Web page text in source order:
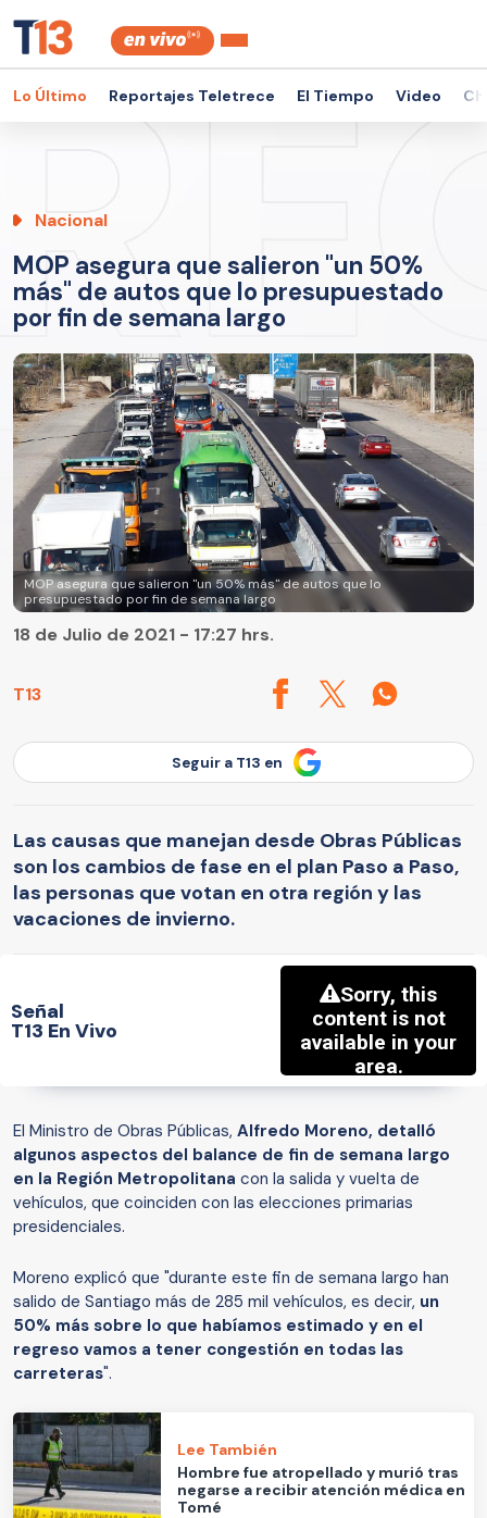
Lo Último Reportajes Teletrece El Tiempo Video
Nacional
MOP asegura que salieron "un 50%
más" de autos que lo presupuestado
por fin de semana largo
MOP asegura que salieron "un 50% más" de autos que lo
presupuestado por fin de semana largo
T13
18 de Julio de 2021 - 17:27 hrs.
Seguir a T13 en
Las causas que manejan desde Obras Públicas
son los cambios de fase en el plan Paso a Paso,
las personas que votan en otra región y las
vacaciones de invierno.
Señal
T13 En Vivo
El Ministro de Obras Públicas, Alfredo Moreno, detalló
algunos aspectos del balance de fin de semana largo
en la Región Metropolitana con la salida y vuelta de
vehículos, que coinciden con las elecciones primarias
presidenciales.
Moreno explicó que "durante este fin de semana largo han
salido de Santiago más de 285 mil vehículos, es decir, un
50% más sobre lo que habíamos estimado y en el
regreso vamos a tener congestión en todas las
carreteras".
Lee También
Hombre fue atropellado y murió tras
negarse a recibir atención médica en
Tomé